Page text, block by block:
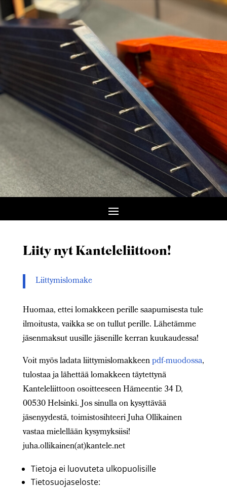
Liity nyt Kanteleliittoon!
Liittymislomake
Huomaa, ettei lomakkeen perille saapumisesta tule
ilmoitusta, vaikka se on tullut perille. Lähetämme
jäsenmaksut uusille jäsenille kerran kuukaudessa!
Voit myös ladata liittymislomakkeenpdf-muodossa,
tulostaa ja lähettää lomakkeen täytettynä
Kanteleliittoon osoitteeseen Hämeentie 34 D,
00530 Helsinki. Jos sinulla on kysyttävää
jäsenyydestä, toimistosihteeri Juha Ollikainen
vastaa mielellään kysymyksiisi!
juha.ollikainen(at)kantele.net
Tietoja ei luovuteta ulkopuolisille
Tietosuojaseloste: